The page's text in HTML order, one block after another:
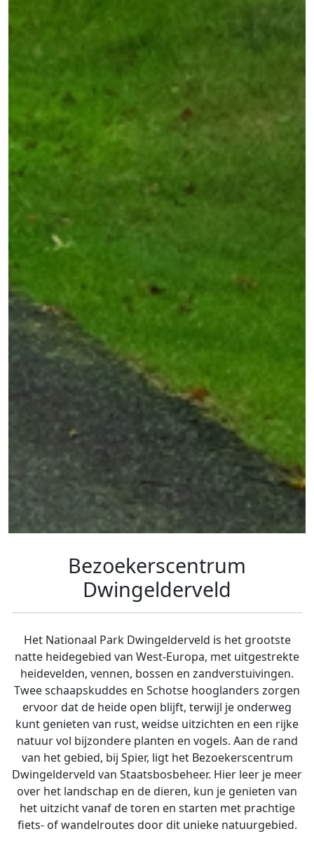
Bezoekerscentrum
Dwingelderveld
Het Nationaal Park Dwingelderveld is het grootste
natte heidegebied van West-Europa, met uitgestrekte
heidevelden, vennen, bossen en zandverstuivingen.
Twee schaapskuddes en Schotse hooglanders zorgen
ervoor dat de heide open blijft, terwijl je onderweg
kunt genieten van rust, weidse uitzichten en een rijke
natuur vol bijzondere planten en vogels. Aan de rand
van het gebied, bij Spier, ligt het Bezoekerscentrum
Dwingelderveld van Staatsbosbeheer. Hier leer je meer
over het landschap en de dieren, kun je genieten van
het uitzicht vanaf de toren en starten met prachtige
fiets- of wandelroutes door dit unieke natuurgebied.